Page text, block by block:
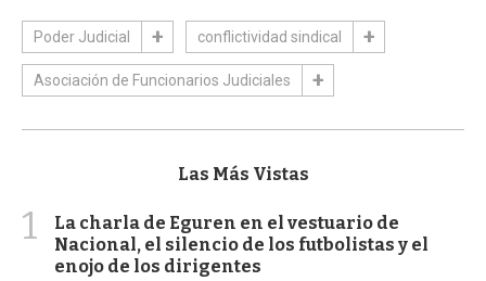
Poder Judicial conflictividad sindical
Asociación de Funcionarios Judiciales
Las Más Vistas
1
La charla de Eguren en el vestuario de
Nacional, el silencio de los futbolistas y el
enojo de los dirigentes